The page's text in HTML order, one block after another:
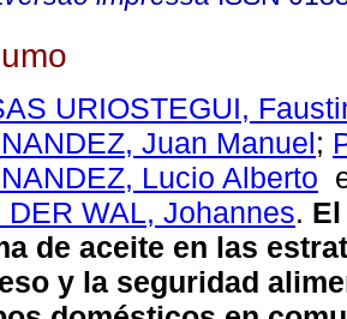
URIOSTEGUI,
Juan Manuel;
Lucio Alberto
DER WAL, Johannes.
de aceite en las
y la seguridad